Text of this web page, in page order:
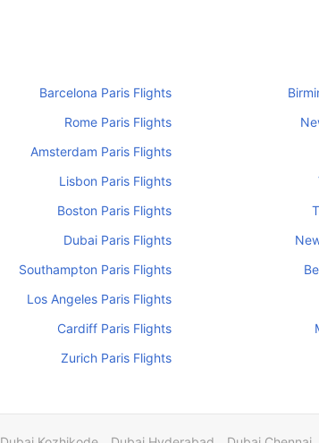
Barcelona Paris Flights
Rome Paris Flights
Amsterdam Paris Flights
Lisbon Paris Flights
Boston Paris Flights
Dubai Paris Flights
Southampton Paris Flights
Los Angeles Paris Flights
Cardiff Paris Flights
Zurich Paris Flights